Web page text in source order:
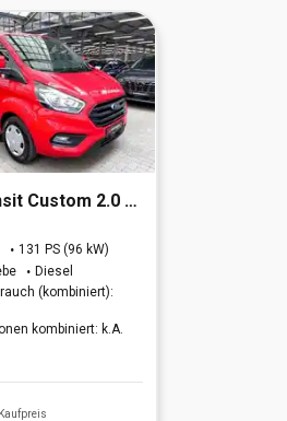
2.0 TDCi 340 L2 Trend
131 PS (96 kW)
Diesel
(kombiniert):
kombiniert: k.A.